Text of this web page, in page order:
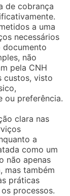
de cobrança
a uma
necessários
documento
não
pela CNH
custos, visto
ou preferência.
clara nas
a
como um
não apenas
mas também
práticas
processos.